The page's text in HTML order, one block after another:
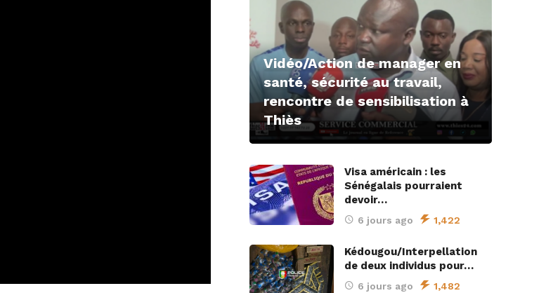
Vidéo/Action de manager en
santé, sécurité au travail,
rencontre de sensibilisation à
Thiès
Visa américain : les
Sénégalais pourraient
devoir…
6 jours ago 1,422
Kédougou/Interpellation
de deux individus pour…
6 jours ago 1,482